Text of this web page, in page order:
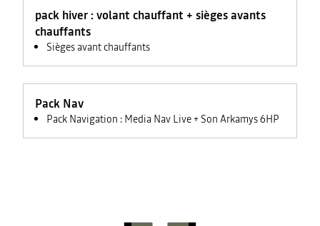
pack hiver : volant chauffant + sièges avants
chauffants
Sièges avant chauffants
rétroviseurs
Pack Nav
Pack Navigation : Media Nav Live + Son Arkamys 6HP